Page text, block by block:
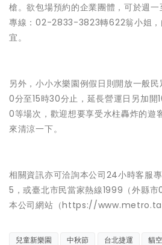
槍。欲包場預約的企業團體，可於週
專線：02-2833-3823轉622翁小姐，
宜。
另外，小小水樂園例假日則開放一般
0分至15時30分止，延長營運日另加開
0等場次，歡迎想要享受水柱轟炸的遊
來清涼一下。
相關資訊亦可洽詢本公司24小時客服
5，或臺北市民當家熱線1999（外縣
本公司網站（https://
兒童新樂園 中秋節 台北捷運 貓